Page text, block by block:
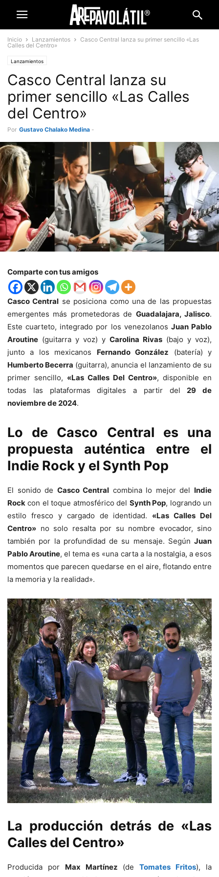
Inicio Lanzamientos
Casco Central lanza su primer sencillo «Las
Calles del Centro»
Lanzamientos
Casco Central lanza su
primer sencillo «Las Calles
del Centro»
Por Gustavo Chalako Medina -
Comparte con tus amigos
Casco Central se posiciona como una de las propuestas
emergentes más prometedoras de Guadalajara, Jalisco.
Este cuarteto, integrado por los venezolanos Juan Pablo
Aroutine (guitarra y voz) y Carolina Rivas (bajo y voz),
junto a los mexicanos Fernando González (batería) y
Humberto Becerra (guitarra), anuncia el lanzamiento de su
primer sencillo, «Las Calles Del Centro», disponible en
todas las plataformas digitales a partir del29 de
noviembre de 2024.
Lo de Casco Central es una
propuesta auténtica entre el
Indie Rock y el Synth Pop
El sonido de Casco Central combina lo mejor del Indie
Rock con el toque atmosférico del Synth Pop, logrando un
estilo fresco y cargado de identidad. «Las Calles Del
Centro» no solo resalta por su nombre evocador, sino
también por la profundidad de su mensaje. Según Juan
Pablo Aroutine, el tema es «una carta a la nostalgia, a esos
momentos que parecen quedarse en el aire, flotando entre
la memoria y la realidad».
La producción detrás de «Las
Calles del Centro»
Producida por Max Martínez (deTomates Fritos), la